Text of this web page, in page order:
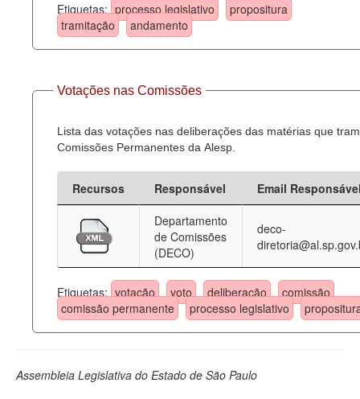
Etiquetas: processo legislativo
propositura
tramitação
andamento
Votações nas Comissões
Lista das votações nas deliberações das matérias que
Comissões Permanentes da Alesp.
Recursos Responsável
Email
Departamento
de Comissões
(DECO)
deco-
Etiquetas: votação voto deliberação
comissão
comissão permanente
processo legislativo
Assembleia Legislativa do Estado de São Paulo